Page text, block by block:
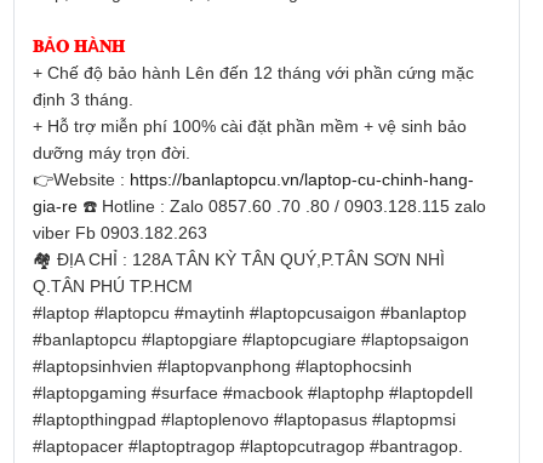
𝐁Ả𝐎 𝐇À𝐍𝐇
+ Chế độ bảo hành Lên đến 12 tháng với phần cứng mặc
định 3 tháng.
+ Hỗ trợ miễn phí 100% cài đặt phần mềm + vệ sinh bảo
dưỡng máy trọn đời.
👉Website : https://banlaptopcu.vn/laptop-cu-chinh-hang-
gia-re ☎️Hotline : Zalo 0857.60 .70 .80 / 0903.128.115 zalo
viber Fb 0903.182.263
🏘 ĐỊA CHỈ : 128A TÂN KỲ TÂN QUÝ,P.TÂN SƠN NHÌ
Q.TÂN PHÚ TP.HCM
#laptop #laptopcu #maytinh #laptopcusaigon #banlaptop
#banlaptopcu #laptopgiare #laptopcugiare #laptopsaigon
#laptopsinhvien #laptopvanphong #laptophocsinh
#laptopgaming #surface #macbook #laptophp #laptopdell
#laptopthingpad #laptoplenovo #laptopasus #laptopmsi
#laptopacer #laptoptragop #laptopcutragop #bantragop.